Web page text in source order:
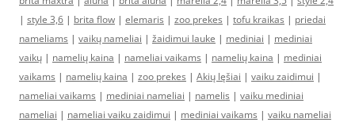
| style 3,6 | brita flow | elemaris | zoo prekes | tofu kraikas | priedai
nameliams | vaikų nameliai | žaidimui lauke | mediniai | mediniai
vaikų | namelių kaina | nameliai vaikams | namelių kaina | mediniai
vaikams | namelių kaina | zoo prekes | Akių lęšiai | vaiku zaidimui |
nameliai vaikams | mediniai nameliai | namelis | vaiku mediniai
nameliai | nameliai vaiku zaidimui | mediniai vaikams | vaiku nameliai